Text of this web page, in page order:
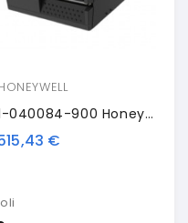
1-040084-900 Honeywell Printhead, 8 Dots/mm (203dpi)
€